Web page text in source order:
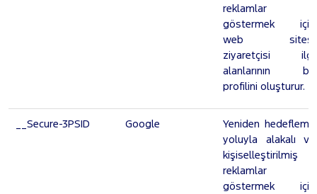
reklamlar
göstermek için
web sitesi
ziyaretçisi ilgi
alanlarının bir
profilini oluşturur.
__Secure-3PSID Google
Yeniden hedefleme
yoluyla alakalı ve
kişiselleştirilmiş
reklamlar
göstermek için